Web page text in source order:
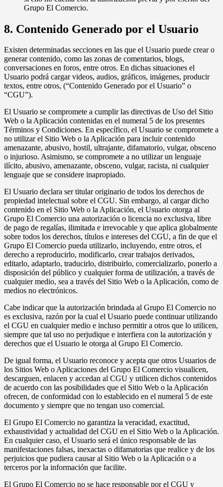
Grupo El Comercio.
8. Contenido Generado por el Usuario
Existen determinadas secciones en las que el Usuario puede crear o
generar contenido, como las zonas de comentarios, blogs,
conversaciones en foros, entre otros. En dichas situaciones el
Usuario podrá cargar videos, audios, gráficos, imágenes, producir
textos, entre otros, (“Contenido Generado por el Usuario” o
“CGU”).
El Usuario se compromete a cumplir las directivas de Uso del Sitio
Web o la Aplicación contenidas en el numeral 5 de los presentes
Términos y Condiciones. En específico, el Usuario se compromete a
no utilizar el Sitio Web o la Aplicación para incluir contenido
amenazante, abusivo, hostil, ultrajante, difamatorio, vulgar, obsceno
o injurioso. Asimismo, se compromete a no utilizar un lenguaje
ilícito, abusivo, amenazante, obsceno, vulgar, racista, ni cualquier
lenguaje que se considere inapropiado.
El Usuario declara ser titular originario de todos los derechos de
propiedad intelectual sobre el CGU. Sin embargo, al cargar dicho
contenido en el Sitio Web o la Aplicación, el Usuario otorga al
Grupo El Comercio una autorización o licencia no exclusiva, libre
de pago de regalías, ilimitada e irrevocable y que aplica globalmente
sobre todos los derechos, títulos e intereses del CGU, a fin de que el
Grupo El Comercio pueda utilizarlo, incluyendo, entre otros, el
derecho a reproducirlo, modificarlo, crear trabajos derivados,
editarlo, adaptarlo, traducirlo, distribuirlo, comercializarlo, ponerlo a
disposición del público y cualquier forma de utilización, a través de
cualquier medio, sea a través del Sitio Web o la Aplicación, como de
medios no electrónicos.
Cabe indicar que la autorización brindada al Grupo El Comercio no
es exclusiva, razón por la cual el Usuario puede continuar utilizando
el CGU en cualquier medio e incluso permitir a otros que lo utilicen,
siempre que tal uso no perjudique e interfiera con la autorización y
derechos que el Usuario le otorga al Grupo El Comercio.
De igual forma, el Usuario reconoce y acepta que otros Usuarios de
los Sitios Web o Aplicaciones del Grupo El Comercio visualicen,
descarguen, enlacen y accedan al CGU y utilicen dichos contenidos
de acuerdo con las posibilidades que el Sitio Web o la Aplicación
ofrecen, de conformidad con lo establecido en el numeral 5 de este
documento y siempre que no tengan uso comercial.
El Grupo El Comercio no garantiza la veracidad, exactitud,
exhaustividad y actualidad del CGU en el Sitio Web o la Aplicación.
En cualquier caso, el Usuario será el único responsable de las
manifestaciones falsas, inexactas o difamatorias que realice y de los
perjuicios que pudiera causar al Sitio Web o la Aplicación o a
terceros por la información que facilite.
El Grupo El Comercio no se hace responsable por el CGU y